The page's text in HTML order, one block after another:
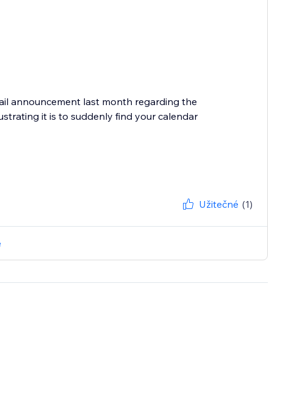
announcement last month regarding the
it is to suddenly find your calendar
Užitečné (1)